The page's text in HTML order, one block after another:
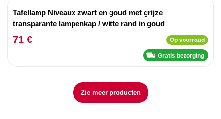
Tafellamp Niveaux zwart en goud met grijze
transparante lampenkap / witte rand in goud
71 € Op voorraad
Gratis bezorging
Zie meer producten